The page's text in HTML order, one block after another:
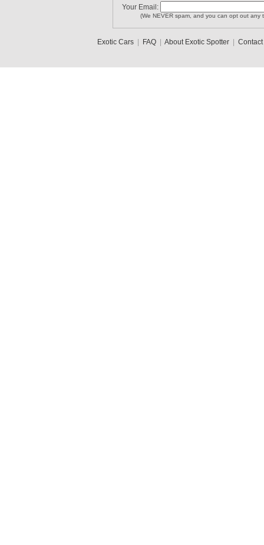
Your Email:
(We NEVER spam, and you can opt out any
Exotic Cars| FAQ| About Exotic Spotter| Contact